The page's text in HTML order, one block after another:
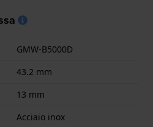
GMW-B5000D
43.2 mm
13 mm
Acciaio inox